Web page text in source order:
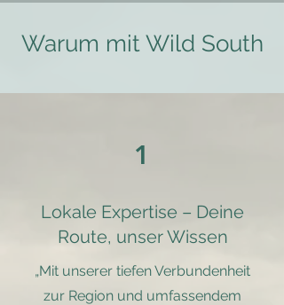
Warum mit Wild South
1
Lokale Expertise – Deine
Route, unser Wissen
„Mit unserer tiefen Verbundenheit
zur Region und umfassendem